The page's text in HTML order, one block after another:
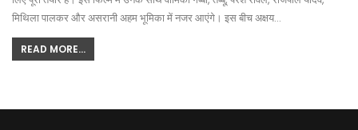
मिथिला पालकर और असरानी अहम भूमिका में नजर आएंगे। इस बीच अक्षय…
READ MORE...